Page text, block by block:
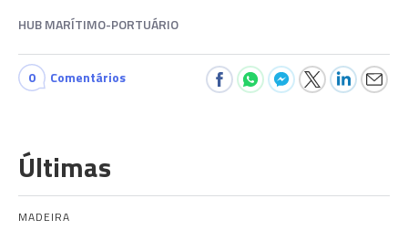
HUB MARÍTIMO-PORTUÁRIO
0 Comentários
Últimas
MADEIRA